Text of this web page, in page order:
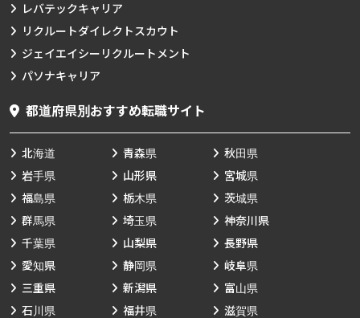
レバテックキャリア
リクルートダイレクトスカウト
ジェイエイシーリクルートメント
パソナキャリア
都道府県別おすすめ転職サイト
北海道 青森県
秋田県
岩手県
山形県
宮城県
福島県
栃木県
茨城県
群馬県
埼玉県
神奈川県
千葉県
山梨県
長野県
愛知県
静岡県
岐阜県
三重県
新潟県
富山県
石川県
福井県
滋賀県